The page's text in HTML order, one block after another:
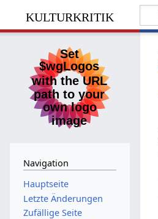
kulturkritik
Navigation
Hauptseite
Letzte Änderungen
Zufällige Seite